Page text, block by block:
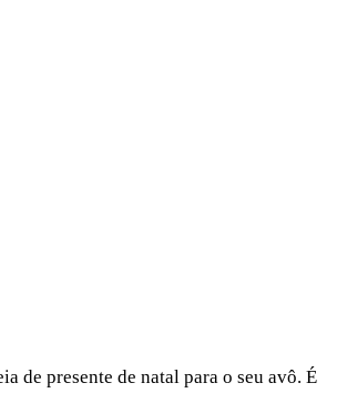
de presente de natal para o seu avô. É